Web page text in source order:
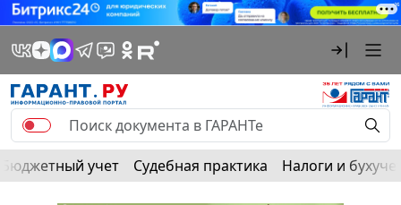
Бюджетный учет Судебная практика Налоги и